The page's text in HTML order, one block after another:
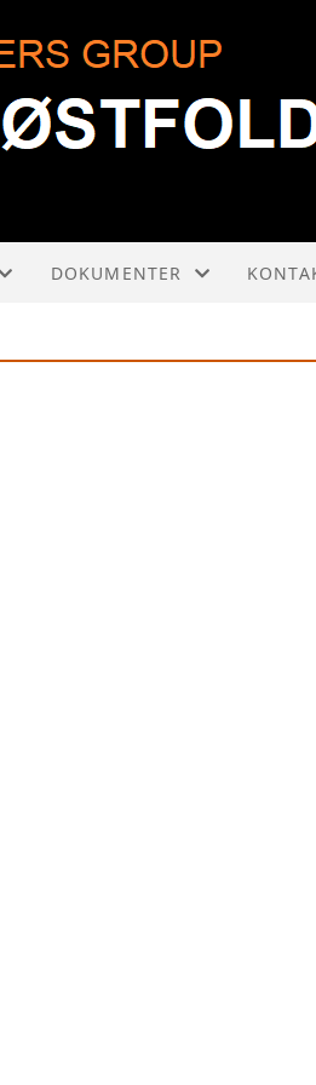
DOKUMENTER
ROAD